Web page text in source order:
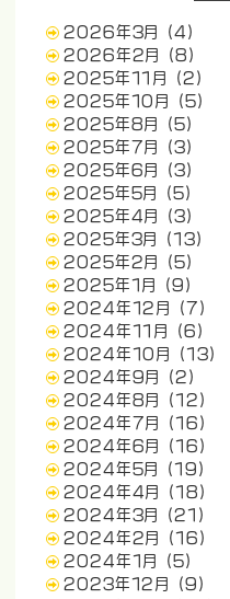
2026年3月
(4)
2026年2月
(8)
2025年11月
(2)
2025年10月
(5)
2025年8月
(5)
2025年7月
(3)
2025年6月
(3)
2025年5月
(5)
2025年4月
(3)
2025年3月
(13)
2025年2月
(5)
2025年1月
(9)
2024年12月
(7)
2024年11月
(6)
2024年10月
(13)
2024年9月
(2)
2024年8月
(12)
2024年7月
(16)
2024年6月
(16)
2024年5月
(19)
2024年4月
(18)
2024年3月
(21)
2024年2月
(16)
2024年1月
(5)
2023年12月
(9)